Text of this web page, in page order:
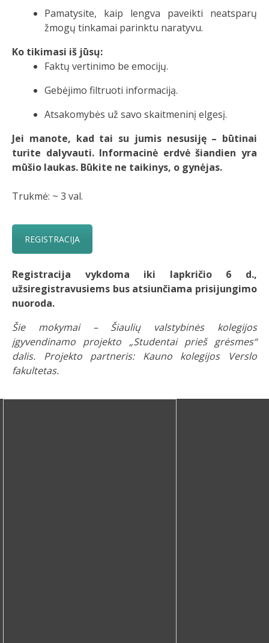
Pamatysite, kaip lengva paveikti neatsparų
žmogų tinkamai parinktu naratyvu.
Ko tikimasi iš jūsų:
Faktų vertinimo be emocijų.
Gebėjimo filtruoti informaciją.
Atsakomybės už savo skaitmeninį elgesį.
Jei manote, kad tai su jumis nesusiję – būtinai
turite dalyvauti. Informacinė erdvė šiandien yra
mūšio laukas. Būkite ne taikinys, o gynėjas.
Trukmė: ~ 3 val.
REGISTRACIJA
Registracija vykdoma iki lapkričio 6 d.,
užsiregistravusiems bus atsiunčiama prisijungimo
nuoroda.
Šie mokymai – Šiaulių valstybinės kolegijos
įgyvendinamo projekto „Studentai prieš grėsmes“
dalis. Projekto partneris: Kauno kolegijos Verslo
fakultetas.